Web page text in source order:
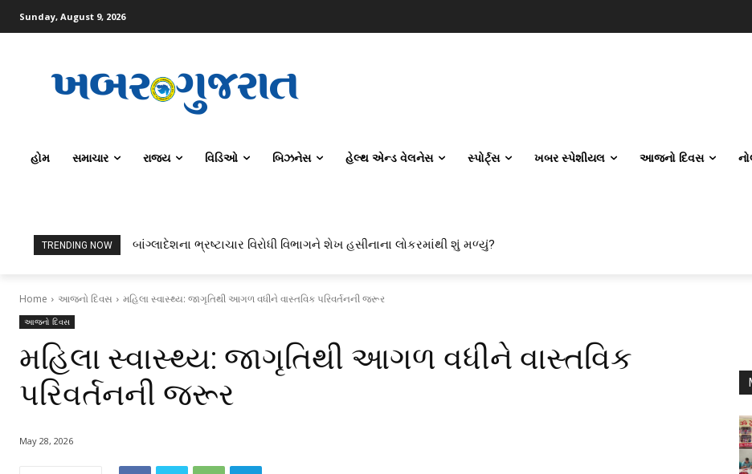
Sunday, August 9, 2026
હોમ સમાચાર રાજ્ય વિડિઓ બિઝનેસ હેલ્થ એન્ડ વેલનેસ સ્પોર્ટ્સ ખબર સ્પેશીયલ આજનો દિવસ
TRENDING NOW ટોપર્સ કોમ્પ્યુટર સાયન્સ અને AI કરતાં સિવિલ એન્જિનિયરિંગ કેમ પસંદ કરી રહ્યા છે? IITનો ટ્રેન્ડ બદલાઈ ગયો છે
બાંગ્લાદેશના ભ્રષ્ટાચાર વિરોધી વિભાગને શેખ હસીનાના લોકરમાંથી શું મળ્યું?
Home આજનો દિવસ મહિલા સ્વાસ્થ્ય: જાગૃતિથી આગળ વધીને વાસ્તવિક પરિવર્તનની જરૂર
આજનો દિવસ
મહિલા સ્વાસ્થ્ય: જાગૃતિથી આગળ વધીને વાસ્તવિક
પરિવર્તનની જરૂર
May 28, 2026